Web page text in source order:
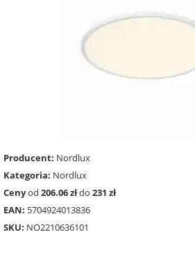
Producent: Nordlux
Kategoria: Nordlux
Cenyod 206.06 złdo 231 zł
EAN: 5704924013836
SKU: NO2210636101